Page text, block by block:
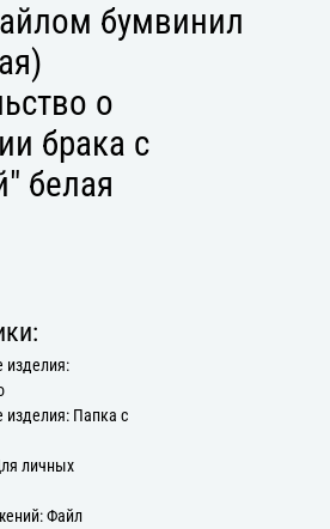
бумвинил
о
брака с
белая
изделия:
Папка с
личных
Файл